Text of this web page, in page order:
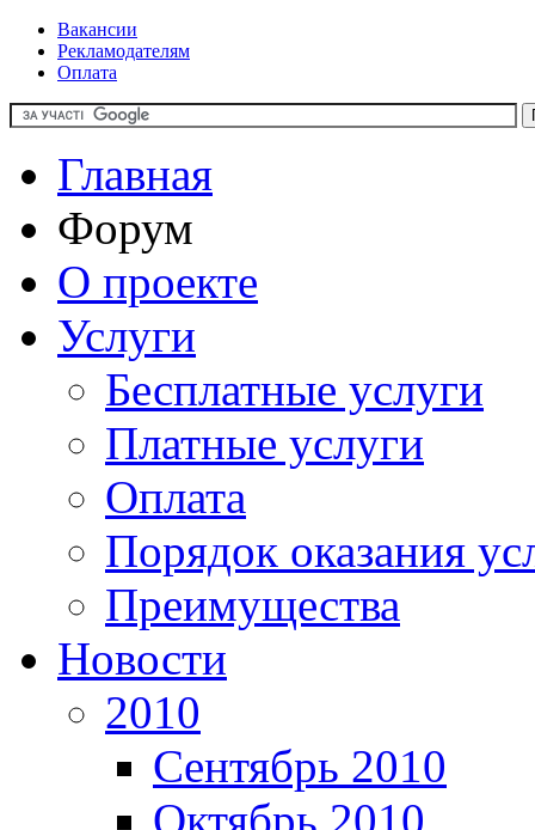
Вакансии
Рекламодателям
Оплата
Главная
Форум
О проекте
Услуги
Бесплатные услуги
Платные услуги
Оплата
Порядок оказания
Преимущества
Новости
2010
Сентябрь 2010